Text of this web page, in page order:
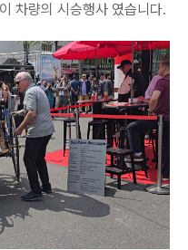
차량의 시승행사 였습니다.